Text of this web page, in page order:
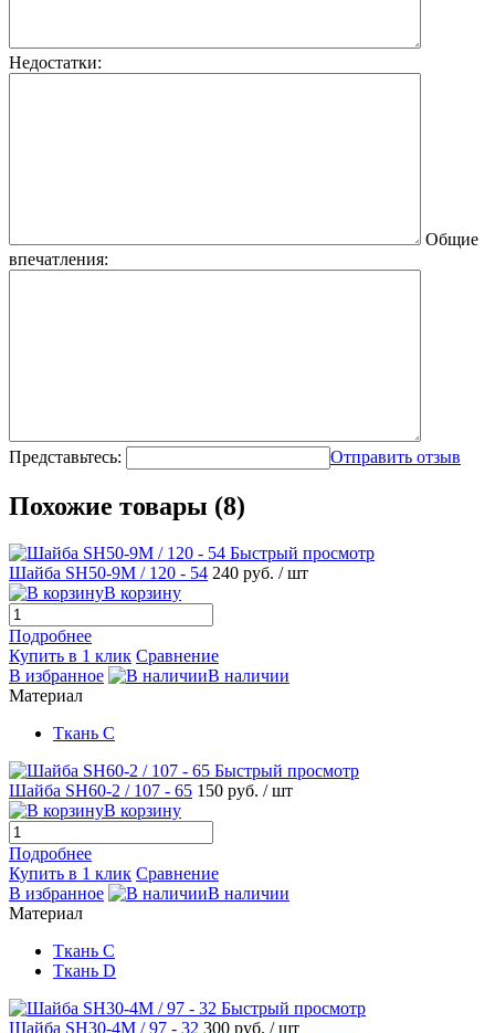
Недостатки:
Общие
впечатления:
Представьтесь: Отправить отзыв
Похожие товары (8)
Быстрый просмотр
Шайба SH50-9M / 120 - 54 240 руб. / шт
В корзину
Подробнее
Купить в 1 клик Сравнение
В избранное
В наличии
Материал
Ткань С
Быстрый просмотр
Шайба SH60-2 / 107 - 65 150 руб. / шт
В корзину
Подробнее
Купить в 1 клик Сравнение
В избранное
В наличии
Материал
Ткань С
Ткань D
Быстрый просмотр
Шайба SH30-4М / 97 - 32 300 руб. / шт